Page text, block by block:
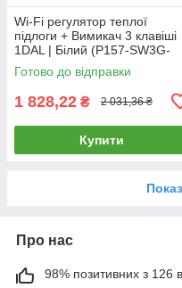
Wi-Fi регулятор теплої
підлоги + Вимикач 3 клавіші
1DAL | Білий (P157-SW3G-
TR.WF.WT)
Готово до відправки
1 828,22 ₴ 2 031,36 ₴
Купити
Про нас
98% позитивних з 126